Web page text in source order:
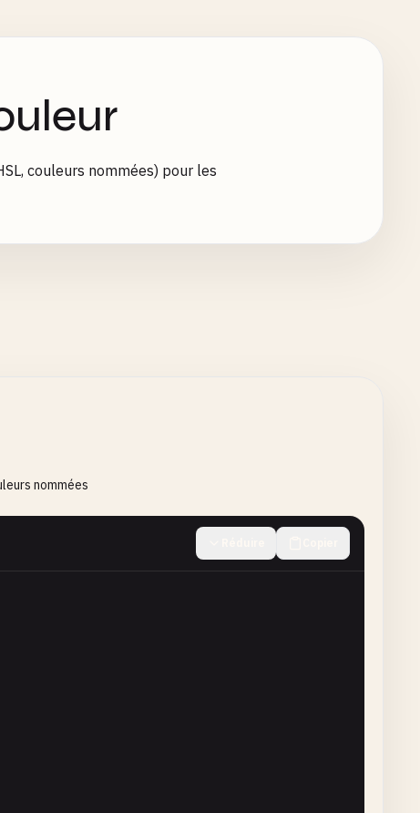
couleurs nommées) pour les
nommées